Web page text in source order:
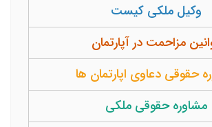
وکیل ملکی کیست
مزاحمت در آپارتمان
حقوقی دعاوی اپارتمان ها
مشاوره حقوقی ملکی